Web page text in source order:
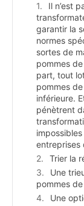
Il n’est
garantir la
normes
sortes de
pommes
part, tout
pommes
inférieure.
pénètrent
entreprises
Trier la
Une
pommes
Une